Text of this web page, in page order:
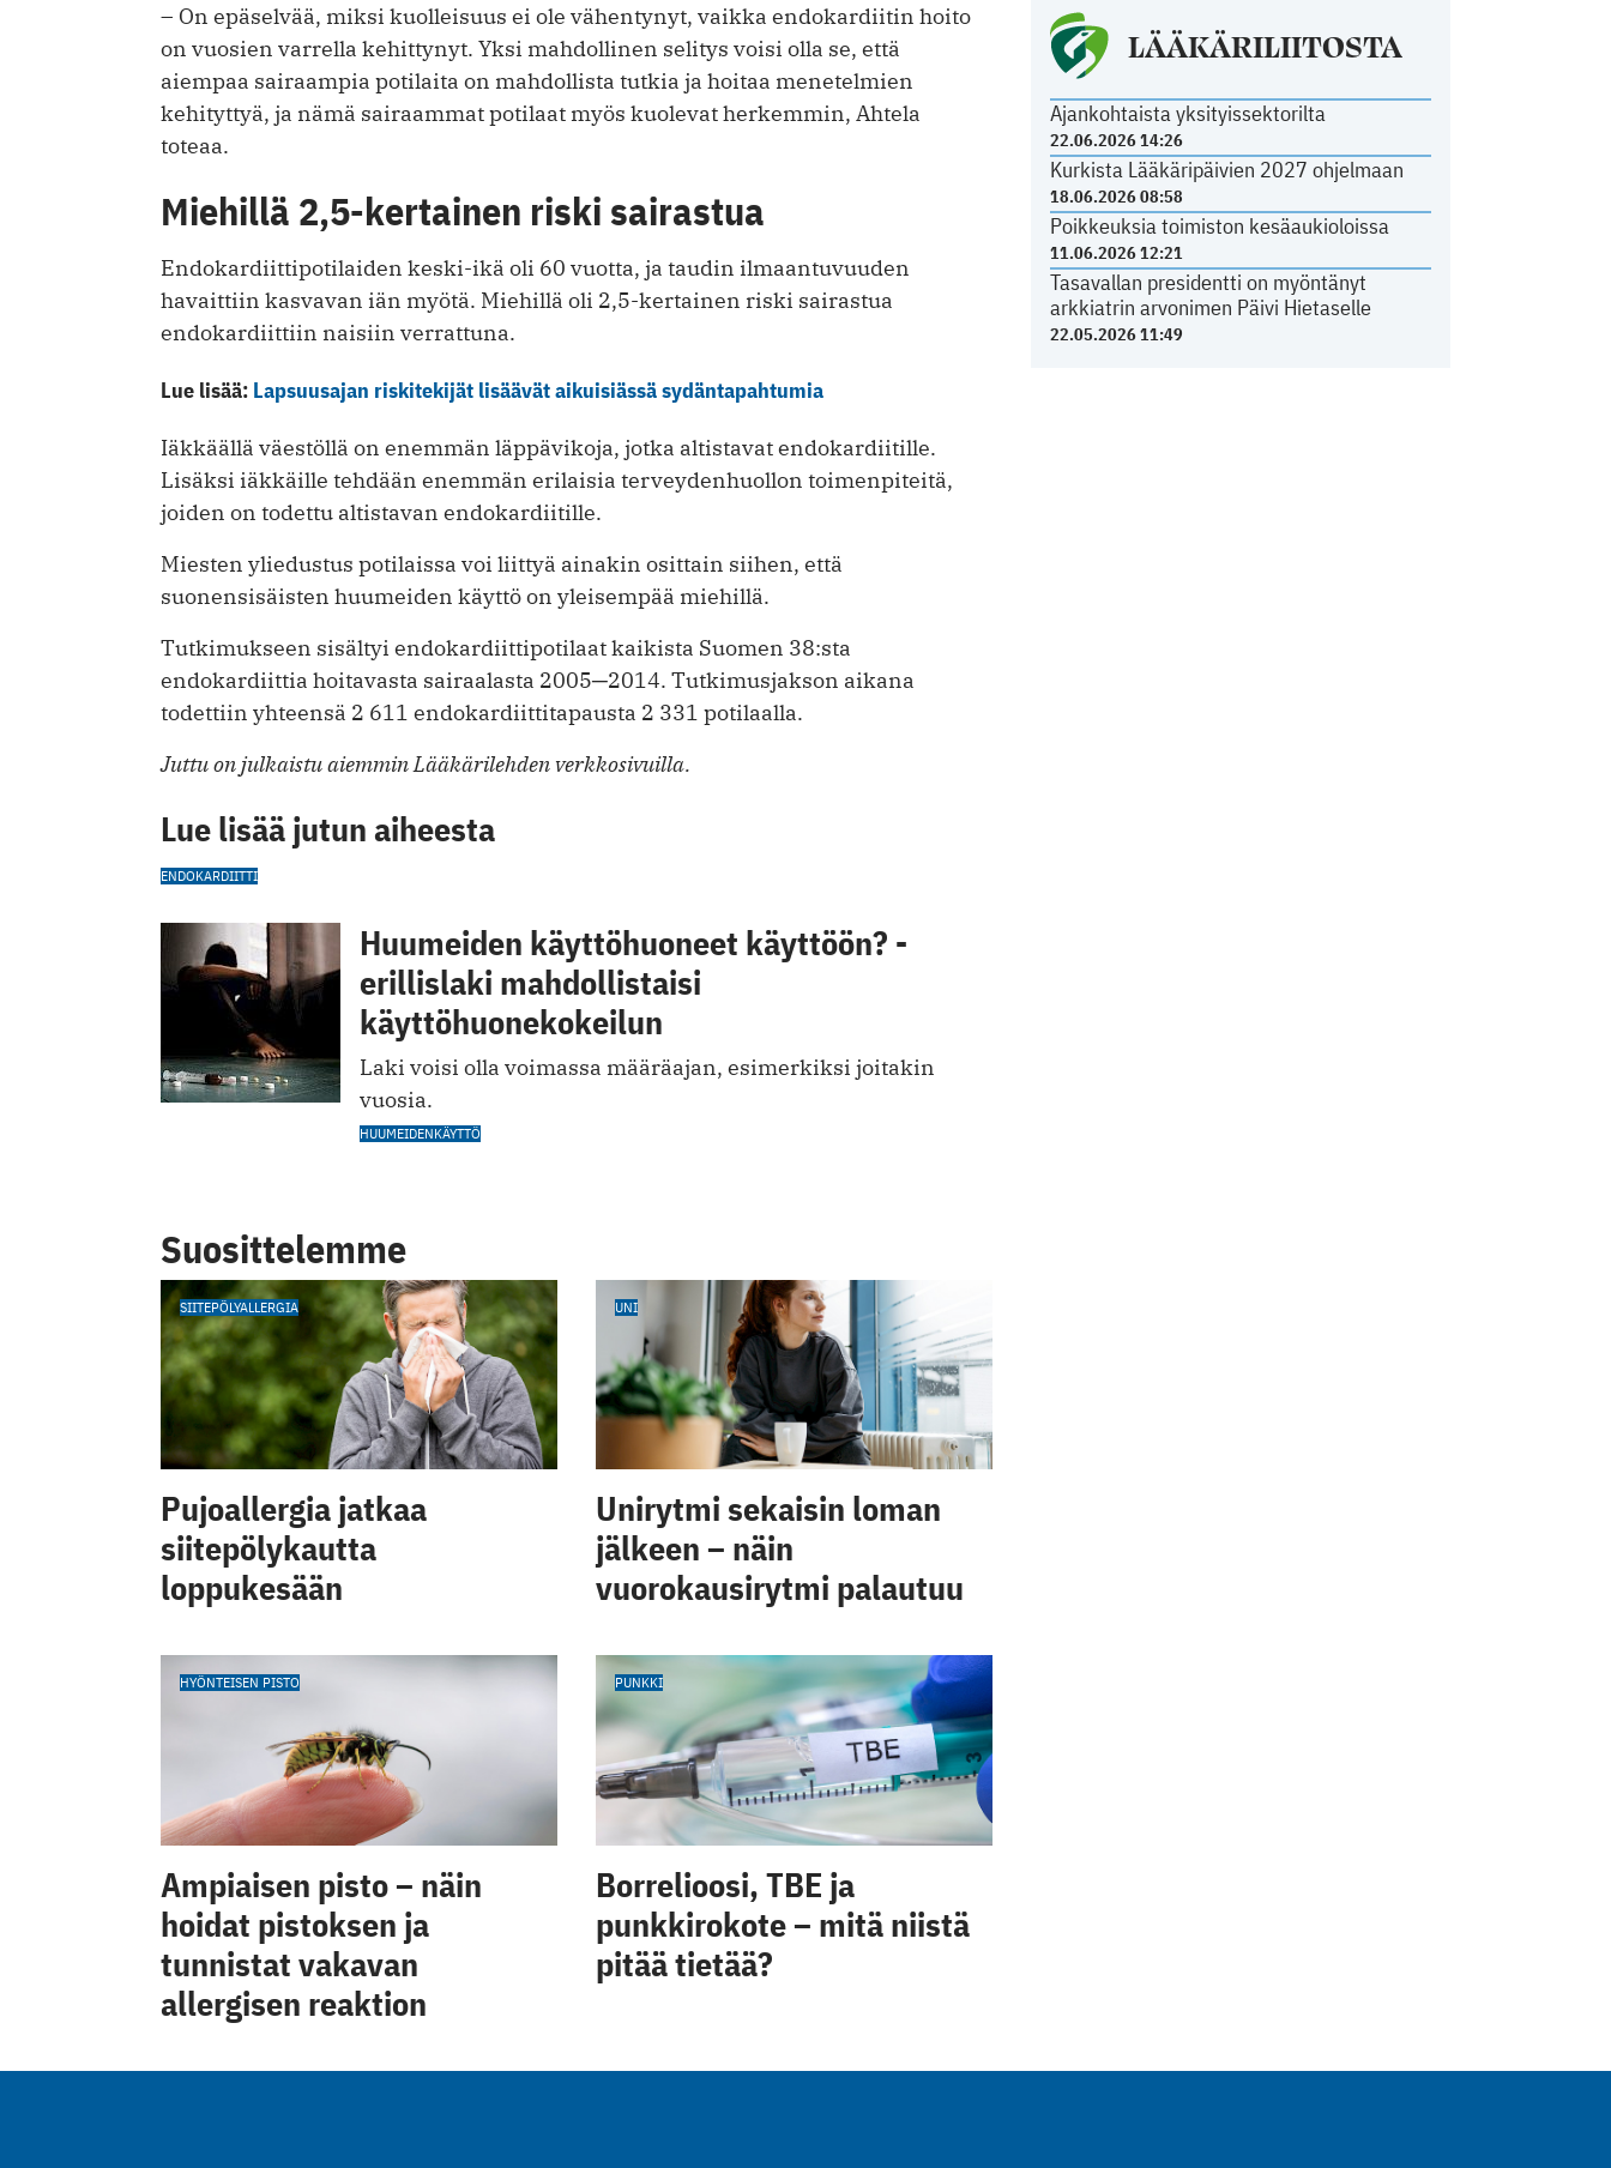
LÄÄKÄRILIITOSTA
Ajankohtaista yksityissektorilta
22.06.2026 14:26
Kurkista Lääkäripäivien 2027 ohjelmaan
18.06.2026 08:58
Poikkeuksia toimiston kesäaukioloissa
11.06.2026 12:21
Tasavallan presidentti on myöntänyt
arkkiatrin arvonimen Päivi Hietaselle
22.05.2026 11:49
– On epäselvää, miksi kuolleisuus ei ole vähentynyt, vaikka endokardiitin hoito
on vuosien varrella kehittynyt. Yksi mahdollinen selitys voisi olla se, että
aiempaa sairaampia potilaita on mahdollista tutkia ja hoitaa menetelmien
kehityttyä, ja nämä sairaammat potilaat myös kuolevat herkemmin, Ahtela
toteaa.
Miehillä 2,5-kertainen riski sairastua
Endokardiittipotilaiden keski-ikä oli 60 vuotta, ja taudin ilmaantuvuuden
havaittiin kasvavan iän myötä. Miehillä oli 2,5-kertainen riski sairastua
endokardiittiin naisiin verrattuna.
Lue lisää: Lapsuusajan riskitekijät lisäävät aikuisiässä sydäntapahtumia
Iäkkäällä väestöllä on enemmän läppävikoja, jotka altistavat endokardiitille.
Lisäksi iäkkäille tehdään enemmän erilaisia terveydenhuollon toimenpiteitä,
joiden on todettu altistavan endokardiitille.
Miesten yliedustus potilaissa voi liittyä ainakin osittain siihen, että
suonensisäisten huumeiden käyttö on yleisempää miehillä.
Tutkimukseen sisältyi endokardiittipotilaat kaikista Suomen 38:sta
endokardiittia hoitavasta sairaalasta 2005─2014. Tutkimusjakson aikana
todettiin yhteensä 2 611 endokardiittitapausta 2 331 potilaalla.
Juttu on julkaistu aiemmin Lääkärilehden verkkosivuilla.
Lue lisää jutun aiheesta
ENDOKARDIITTI
Huumeiden käyttöhuoneet käyttöön? -
erillislaki mahdollistaisi
käyttöhuonekokeilun
Laki voisi olla voimassa määräajan, esimerkiksi joitakin
vuosia.
HUUMEIDENKÄYTTÖ
Suosittelemme
SIITEPÖLYALLERGIA
Pujoallergia jatkaa
siitepölykautta
loppukesään
UNI
Unirytmi sekaisin loman
jälkeen – näin
vuorokausirytmi palautuu
HYÖNTEISEN PISTO
Ampiaisen pisto – näin
hoidat pistoksen ja
tunnistat vakavan
allergisen reaktion
PUNKKI
Borrelioosi, TBE ja
punkkirokote – mitä niistä
pitää tietää?